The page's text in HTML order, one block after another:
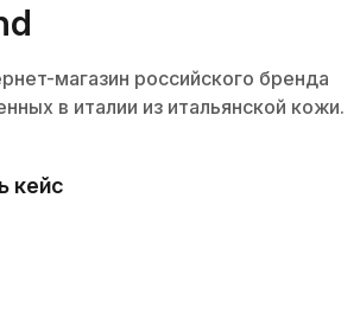
магазин российского бренда
в италии из итальянской кожи.
кейс